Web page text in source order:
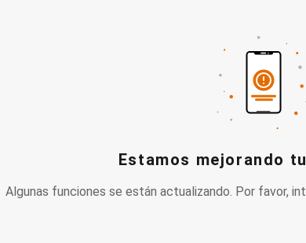
Estamos mejorando
Algunas funciones se están actualizando. Por favor,